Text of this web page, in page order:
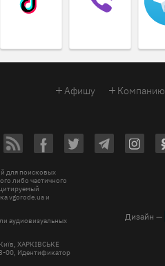
Афишу Компанию
для поисковых
либо частичного
vgorode.ua и
аудиовизуальных
ХАРКІВСЬКЕ
00, Идентификатор
Дизайн —